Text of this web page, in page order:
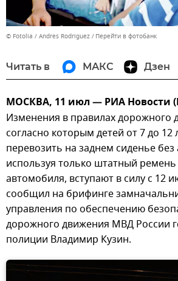
© Fotolia / Andres Rodriguez Перейти в фотобанк
Читать в МАКС Дзен
МОСКВА, 11 июл — РИА Новости
Изменения в правилах дорожного
согласно которым детей от 7 до
перевозить на заднем сиденье без
используя только штатный
автомобиля, вступают в силу с 12
сообщил на брифинге
управления по обеспечению
дорожного движения МВД России
полиции Владимир Кузин.